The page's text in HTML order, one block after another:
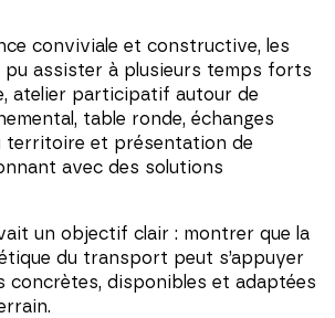
conviviale et constructive, les
assister à plusieurs temps forts
atelier participatif autour de
table ronde, échanges
territoire et présentation de
avec des solutions
un objectif clair : montrer que la
du transport peut s’appuyer
concrètes, disponibles et adaptées